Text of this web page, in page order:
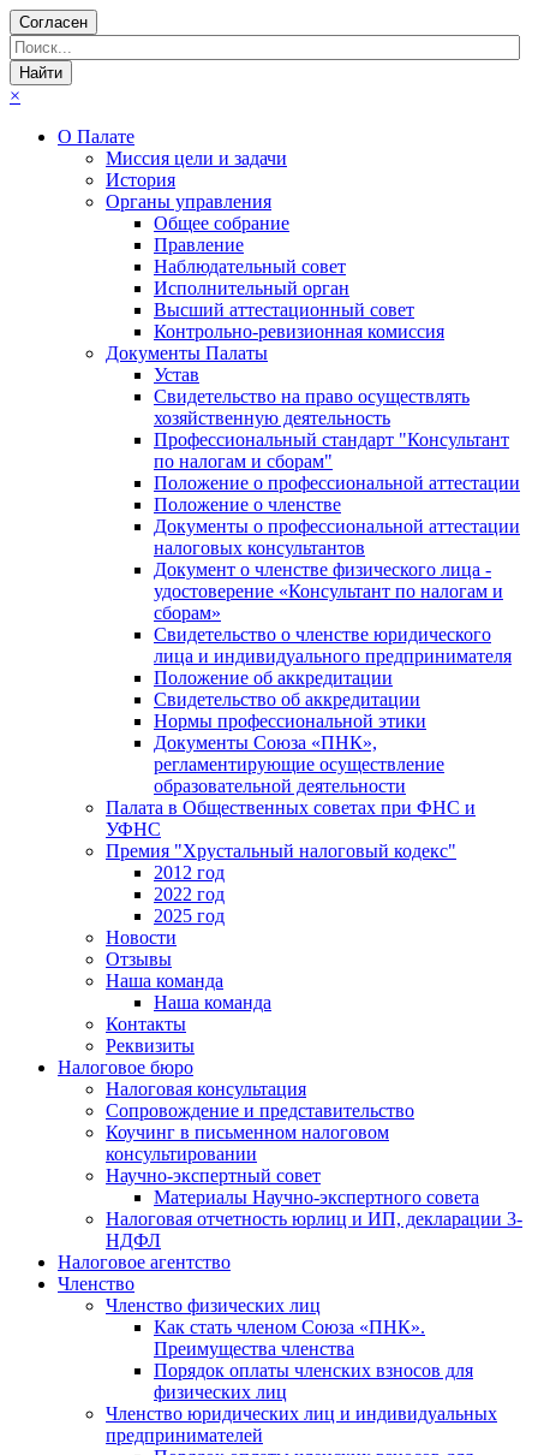
Согласен
×
О Палате
Миссия цели и задачи
История
Органы управления
Общее собрание
Правление
Наблюдательный совет
Исполнительный орган
Высший аттестационный совет
Контрольно-ревизионная комиссия
Документы Палаты
Устав
Свидетельство на право осуществлять
хозяйственную деятельность
Профессиональный стандарт "Консультант
по налогам и сборам"
Положение о профессиональной аттестации
Положение о членстве
Документы о профессиональной аттестации
налоговых консультантов
Документ о членстве физического лица -
удостоверение «Консультант по налогам и
сборам»
Свидетельство о членстве юридического
лица и индивидуального предпринимателя
Положение об аккредитации
Свидетельство об аккредитации
Нормы профессиональной этики
Документы Союза «ПНК»,
регламентирующие осуществление
образовательной деятельности
Палата в Общественных советах при ФНС и
УФНС
Премия "Хрустальный налоговый кодекс"
2012 год
2022 год
2025 год
Новости
Отзывы
Наша команда
Наша команда
Контакты
Реквизиты
Налоговое бюро
Налоговая консультация
Cопровождение и представительство
Коучинг в письменном налоговом
консультировании
Научно-экспертный совет
Материалы Научно-экспертного совета
Налоговая отчетность юрлиц и ИП, декларации 3-
НДФЛ
Налоговое агентство
Членство
Членство физических лиц
Как стать членом Союза «ПНК».
Преимущества членства
Порядок оплаты членских взносов для
физических лиц
Членство юридических лиц и индивидуальных
предпринимателей